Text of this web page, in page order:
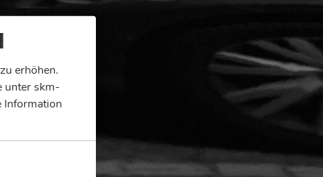
erhöhen.
unter skm-
Information